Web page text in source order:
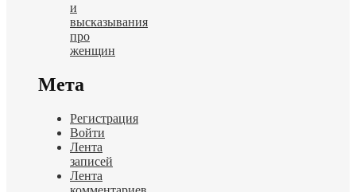
и
высказывания
про
женщин
Мета
Регистрация
Войти
Лента
записей
Лента